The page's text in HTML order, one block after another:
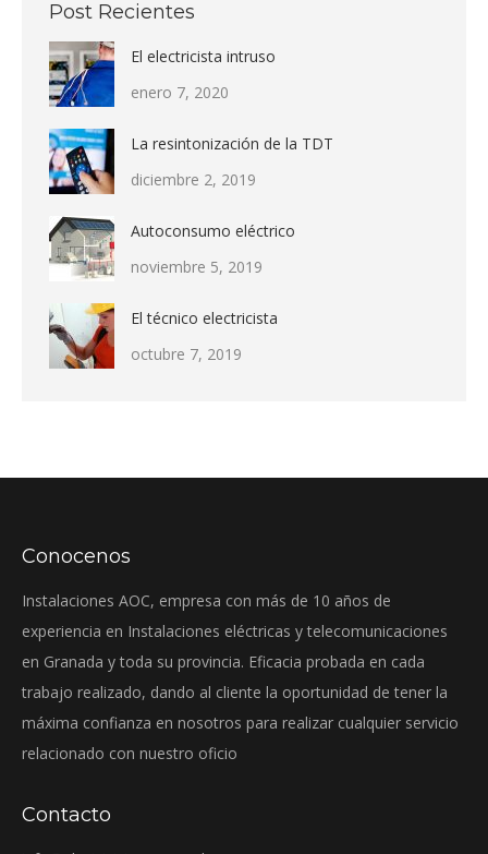
Post Recientes
El electricista intruso
enero 7, 2020
La resintonización de la TDT
diciembre 2, 2019
Autoconsumo eléctrico
noviembre 5, 2019
El técnico electricista
octubre 7, 2019
Conocenos
Instalaciones AOC, empresa con más de 10 años de
experiencia en Instalaciones eléctricas y telecomunicaciones
en Granada y toda su provincia. Eficacia probada en cada
trabajo realizado, dando al cliente la oportunidad de tener la
máxima confianza en nosotros para realizar cualquier servicio
relacionado con nuestro oficio
Contacto